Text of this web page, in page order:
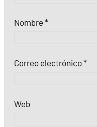
Nombre *
Correo electrónico*
Web